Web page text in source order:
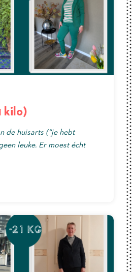
kilo)
de huisarts (“je hebt
leuke. Er moest écht